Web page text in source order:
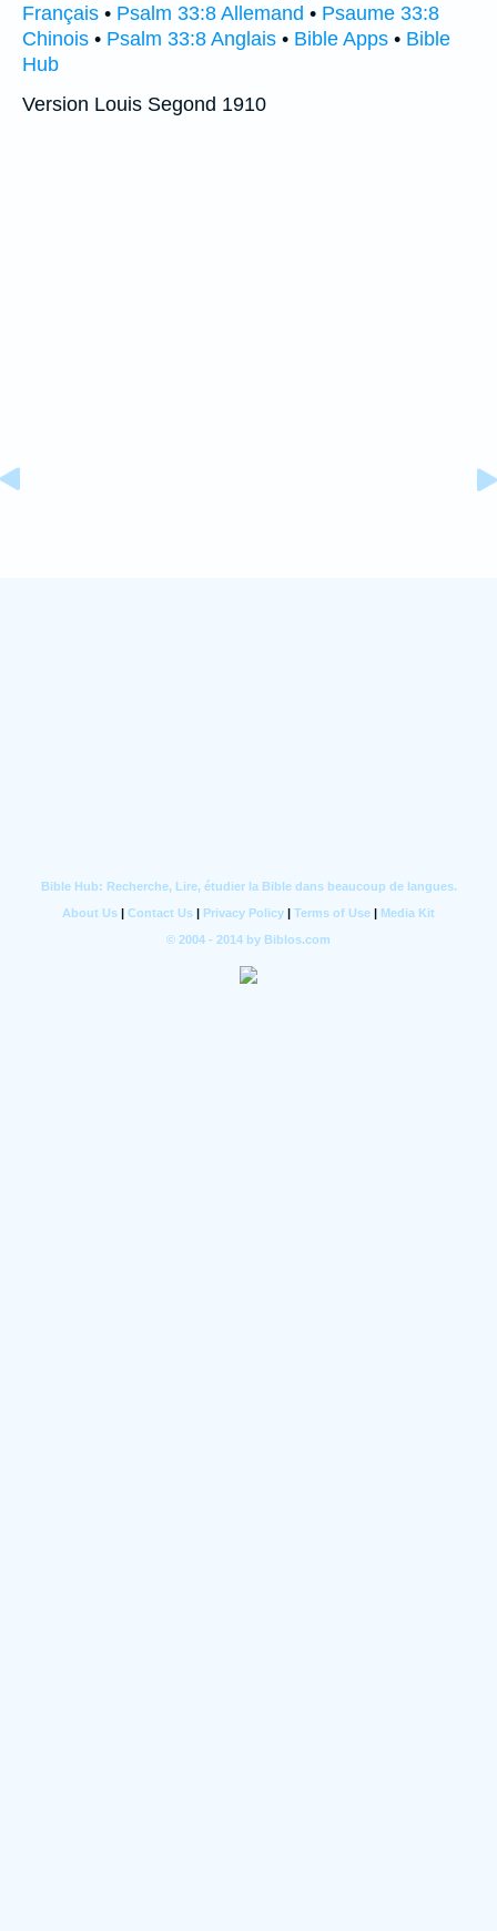
Français • Psalm 33:8 Allemand • Psaume 33:8
Chinois • Psalm 33:8 Anglais • Bible Apps • Bible
Hub
Version Louis Segond 1910